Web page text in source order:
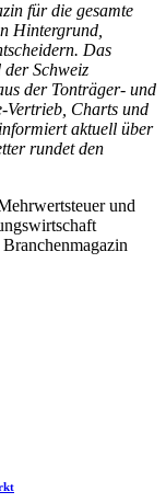
für die gesamte
Hintergrund,
Das
Schweiz
der Tonträger- und
Vertrieb, Charts und
aktuell über
rundet den
und